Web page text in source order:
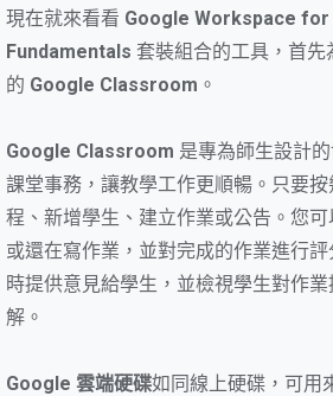
現在就來看看 Google Workspace for
Fundamentals 套裝組合的工具，首
的 Google Classroom 。
Google Classroom 是專為師生設計
課堂事務，讓教學工作更順暢。只要
程、新增學生、建立作業或公告。您
或還在寫作業，並對完成的作業進行
時提供意見給學生，並檢視學生對作
解。
Google 雲端硬碟如同線上硬碟，可用